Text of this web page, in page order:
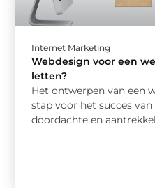
Internet Marketing
Webdesign voor een
letten?
Het ontwerpen van een
stap voor het succes
doordachte en